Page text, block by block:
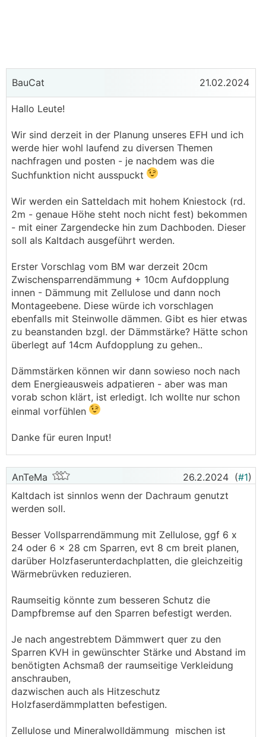
BauCat 21.02.2024
Hallo Leute!
Wir sind derzeit in der Planung unseres EFH und ich
werde hier wohl laufend zu diversen Themen
nachfragen und posten - je nachdem was die
Suchfunktion nicht ausspuckt
Wir werden ein Satteldach mit hohem Kniestock (rd.
2m - genaue Höhe steht noch nicht fest) bekommen
- mit einer Zargendecke hin zum Dachboden. Dieser
soll als Kaltdach ausgeführt werden.
Erster Vorschlag vom BM war derzeit 20cm
Zwischensparrendämmung + 10cm Aufdopplung
innen - Dämmung mit Zellulose und dann noch
Montageebene. Diese würde ich vorschlagen
ebenfalls mit Steinwolle dämmen. Gibt es hier etwas
zu beanstanden bzgl. der Dämmstärke? Hätte schon
überlegt auf 14cm Aufdopplung zu gehen..
Dämmstärken können wir dann sowieso noch nach
dem Energieausweis adpatieren - aber was man
vorab schon klärt, ist erledigt. Ich wollte nur schon
einmal vorfühlen
Danke für euren Input!
AnTeMa 26.2.2024 (#1)
Kaltdach ist sinnlos wenn der Dachraum genutzt
werden soll.
Besser Vollsparrendämmung mit Zellulose, ggf 6 x
24 oder 6 x 28 cm Sparren, evt 8 cm breit planen,
darüber Holzfaserunterdachplatten, die gleichzeitig
Wärmebrüvken reduzieren.
Raumseitig könnte zum besseren Schutz die
Dampfbremse auf den Sparren befestigt werden.
Je nach angestrebtem Dämmwert quer zu den
Sparren KVH in gewünschter Stärke und Abstand im
benötigten Achsmaß der raumseitige Verkleidung
anschrauben,
dazwischen auch als Hitzeschutz
Holzfaserdämmplatten befestigen.
Zellulose und Mineralwolldämmung mischen ist